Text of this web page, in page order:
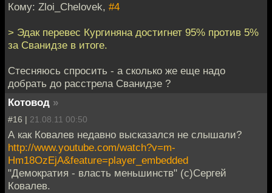
Кому: Zloi_Chelovek, #4
> Эдак перевес Кургиняна достигнет 95% против 5%
за Сванидзе в итоге.
Стесняюсь спросить - а сколько же еще надо
добрать до расстрела Сванидзе ?
Котовод »
#16 | 21.08.11 00:50
А как Ковалев недавно высказался не слышали?
http://www.youtube.com/watch?v=m-
Hm18OzEjA&feature=player_embedded
"Демократия - власть меньшинств" (c)Сергей
Ковалев.